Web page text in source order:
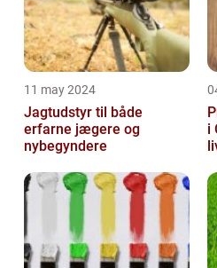
11 may 2024
Jagtudstyr til både
erfarne jægere og
nybegyndere
i